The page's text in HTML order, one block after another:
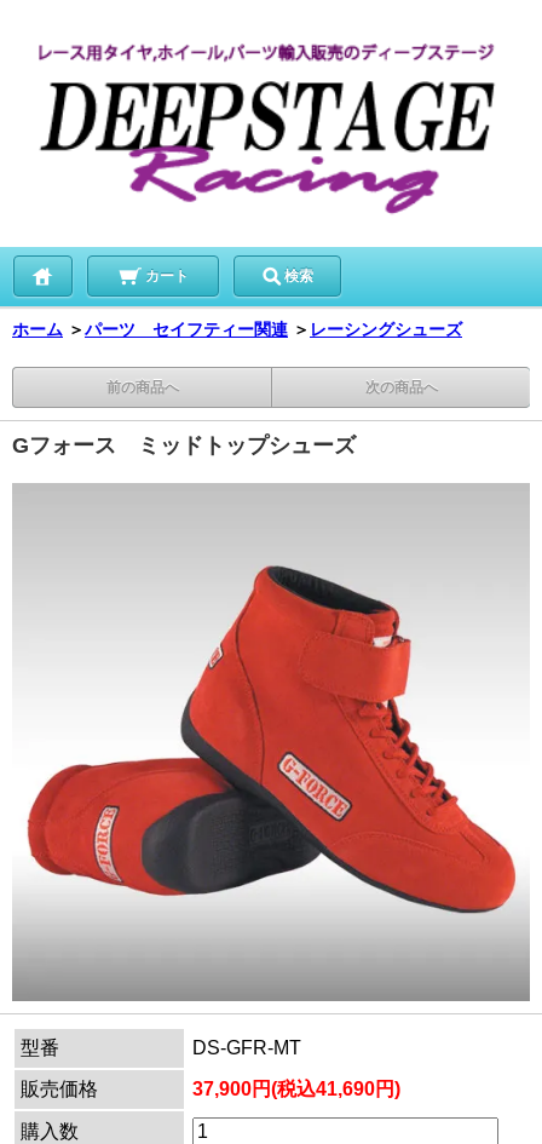
カート 検索
ホーム ＞パーツ セイフティー関連 ＞ レーシングシューズ
前の商品へ 次の商品へ
Gフォース ミッドトップシューズ
型番
DS-GFR-MT
販売価格
37,900円(税込41,690円)
購入数